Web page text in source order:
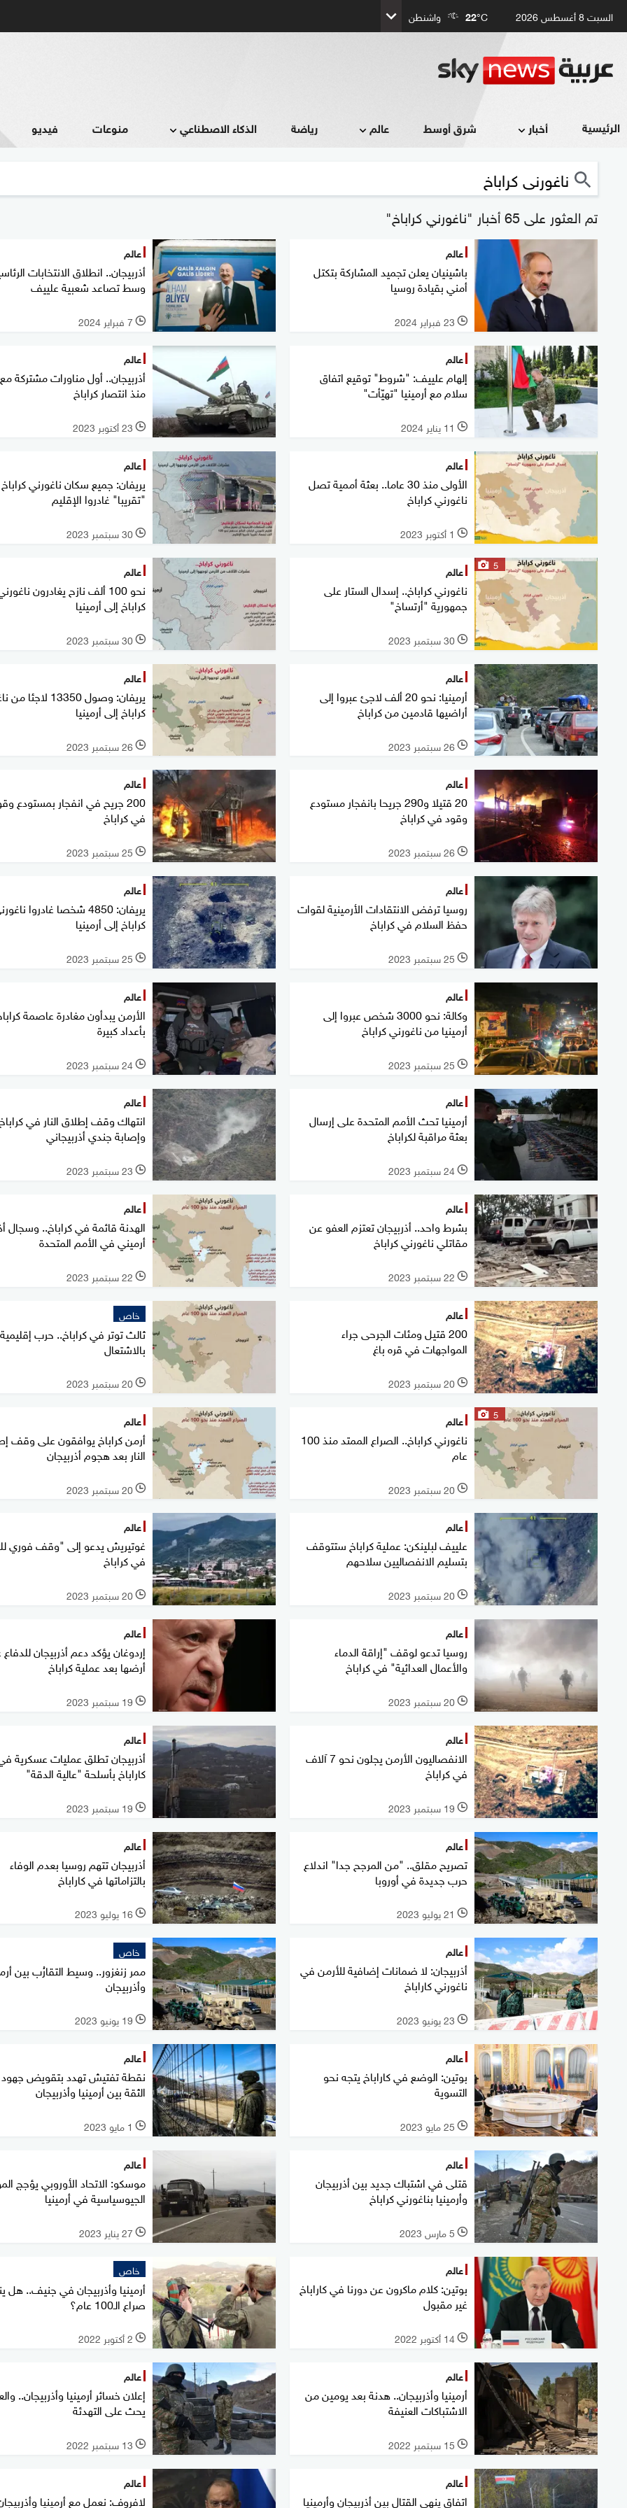
السبت 8 أغسطس 2026 22°C واشنطن
الرئيسية أخبار شرق أوسط عالم رياضة الذكاء الاصطناعي منوعات فيديو
تم العثور على 65 أخبار "ناغورني كراباخ"
عالم
باشينيان يعلن تجميد المشاركة بتكتل
أمني بقيادة روسيا
l 23 فبراير 2024
عالم
أذربيجان.. انطلاق الانتخابات
وسط تصاعد شعبية علييف
l 7 فبراير 2024
عالم
إلهام علييف: "شروط" توقيع اتفاق
سلام مع أرمينيا "تهيّأت"
l 11 يناير 2024
عالم
أذربيجان.. أول مناورات مشتركة مع
منذ انتصار كراباخ
l 23 أكتوبر 2023
عالم
الأولى منذ 30 عاما.. بعثة أممية تصل
ناغورني كراباخ
l 1 أكتوبر 2023
عالم
يريفان: جميع سكان ناغورني كراباخ
"تقريبا" غادروا الإقليم
l 30 سبتمبر 2023
5 عالم
ناغورني كراباخ.. إسدال الستار على
جمهورية "أرتساخ"
l 30 سبتمبر 2023
عالم
نحو 100 ألف نازح يغادرون
كراباخ إلى أرمينيا
l 30 سبتمبر 2023
عالم
أرمينيا: نحو 20 ألف لاجئ عبروا إلى
أراضيها قادمين من كراباخ
l 26 سبتمبر 2023
عالم
يريفان: وصول 13350
كراباخ إلى أرمينيا
l 26 سبتمبر 2023
عالم
20 قتيلا و290 جريحا بانفجار مستودع
وقود في كراباخ
l 26 سبتمبر 2023
عالم
200 جريح في انفجار بمستودع
في كراباخ
l 25 سبتمبر 2023
عالم
روسيا ترفض الانتقادات الأرمينية لقوات
حفظ السلام في كراباخ
l 25 سبتمبر 2023
عالم
يريفان: 4850 شخصا غادروا
كراباخ إلى أرمينيا
l 25 سبتمبر 2023
عالم
وكالة: نحو 3000 شخص عبروا إلى
أرمينيا من ناغورني كراباخ
l 25 سبتمبر 2023
عالم
الأرمن يبدأون مغادرة عاصمة
بأعداد كبيرة
l 24 سبتمبر 2023
عالم
أرمينيا تحث الأمم المتحدة على إرسال
بعثة مراقبة لكراباخ
l 24 سبتمبر 2023
عالم
انتهاك وقف إطلاق النار في
وإصابة جندي أذربيجاني
l 23 سبتمبر 2023
عالم
بشرط واحد.. أذربيجان تعتزم العفو عن
مقاتلي ناغورني كراباخ
l 22 سبتمبر 2023
عالم
الهدنة قائمة في كراباخ.. وسجال
أرميني في الأمم المتحدة
l 22 سبتمبر 2023
عالم
200 قتيل ومئات الجرحى جراء
المواجهات في قره باغ
l 20 سبتمبر 2023
خاص
ثالث توتر في كراباخ.. حرب
بالاشتعال
l 20 سبتمبر 2023
5 عالم
ناغورني كراباخ.. الصراع الممتد منذ 100
عام
l 20 سبتمبر 2023
عالم
أرمن كراباخ يوافقون على وقف
النار بعد هجوم أذربيجان
l 20 سبتمبر 2023
عالم
علييف لبلينكن: عملية كراباخ ستتوقف
بتسليم الانفصاليين سلاحهم
l 20 سبتمبر 2023
عالم
غوتيريش يدعو إلى "وقف فوري
في كراباخ
l 20 سبتمبر 2023
عالم
روسيا تدعو لوقف "إراقة الدماء
والأعمال العدائية" في كراباخ
l 20 سبتمبر 2023
عالم
إردوغان يؤكد دعم أذربيجان
أرضها بعد عملية كراباخ
l 19 سبتمبر 2023
عالم
الانفصاليون الأرمن يجلون نحو 7 آلاف
في كراباخ
l 19 سبتمبر 2023
عالم
أذربيجان تطلق عمليات عسكرية
كاراباخ بأسلحة "عالية الدقة"
l 19 سبتمبر 2023
عالم
تصريح مقلق.. "من المرجح جدا" اندلاع
حرب جديدة في أوروبا
l 21 يوليو 2023
عالم
أذربيجان تتهم روسيا بعدم الوفاء
بالتزاماتها في كاراباخ
l 16 يوليو 2023
عالم
أذربيجان: لا ضمانات إضافية للأرمن في
ناغورني كاراباخ
l 23 يونيو 2023
خاص
ممر زنغزور.. وسيط التقارُب بين
وأذربيجان
l 19 يونيو 2023
عالم
بوتين: الوضع في كاراباخ يتجه نحو
التسوية
l 25 مايو 2023
عالم
نقطة تفتيش تهدد بتقويض جهود
الثقة بين أرمينيا وأذربيجان
l 1 مايو 2023
عالم
قتلى في اشتباك جديد بين أذربيجان
وأرمينيا بناغورني كراباخ
l 5 مارس 2023
عالم
موسكو: الاتحاد الأوروبي يؤجج
الجيوسياسية في أرمينيا
l 27 يناير 2023
عالم
بوتين: كلام ماكرون عن دورنا في كاراباخ
غير مقبول
l 14 أكتوبر 2022
خاص
أرمينيا وأذربيجان في جنيف.. هل
صراع الـ100 عام؟
l 2 أكتوبر 2022
عالم
أرمينيا وأذربيجان.. هدنة بعد يومين من
الاشتباكات العنيفة
l 15 سبتمبر 2022
عالم
إعلان خسائر أرمينيا وأذربيجان..
يحث على التهدئة
l 13 سبتمبر 2022
عالم
اتفاق ينهي القتال بين أذربيجان وأرمينيا
عالم
لافروف: نعمل مع أرمينيا